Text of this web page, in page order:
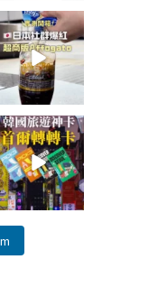
日本爆紅!超
版Affogato 🍨
☕️/
吉推日本🇯🇵
...
116
26
留言「轉轉」
懶人包和購買
🔗給你
韓國旅遊神
！首爾轉轉卡
✨ / ...
146